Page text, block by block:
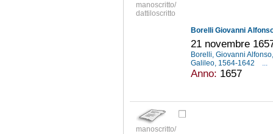
manoscritto/
dattiloscritto
Borelli Giovanni
21 novembre
Borelli, Giovanni
Galileo, 1564-1642
...
Anno: 1657
manoscritto/